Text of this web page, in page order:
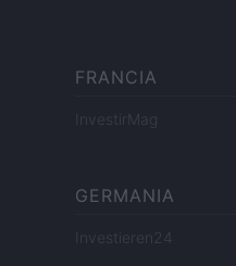
FRANCIA
InvestirMag
GERMANIA
Investieren24